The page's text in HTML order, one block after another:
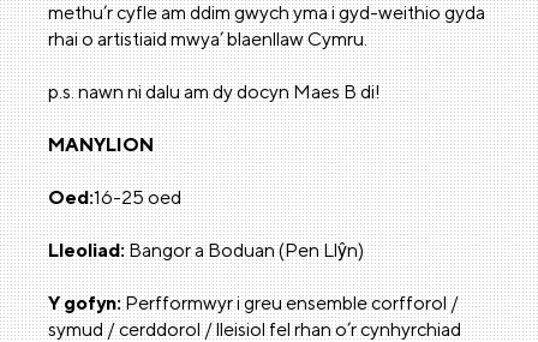
methu’r cyfle am ddim gwych yma i gyd-weithio gyda
rhai o artistiaid mwya’ blaenllaw Cymru.
p.s. nawn ni dalu am dy docyn Maes B di!
MANYLION
Oed:16-25 oed
Lleoliad:Bangor a Boduan (Pen Llŷn)
Y gofyn:Perfformwyr i greu ensemble corfforol /
symud / cerddorol / lleisiol fel rhan o’r cynhyrchiad